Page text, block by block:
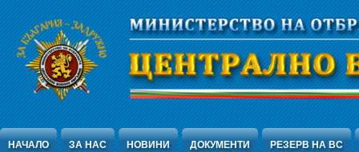
Jump to Content
НАЧАЛО ЗА НАС НОВИНИ ДОКУМЕНТИ РЕЗЕРВ НА ВС